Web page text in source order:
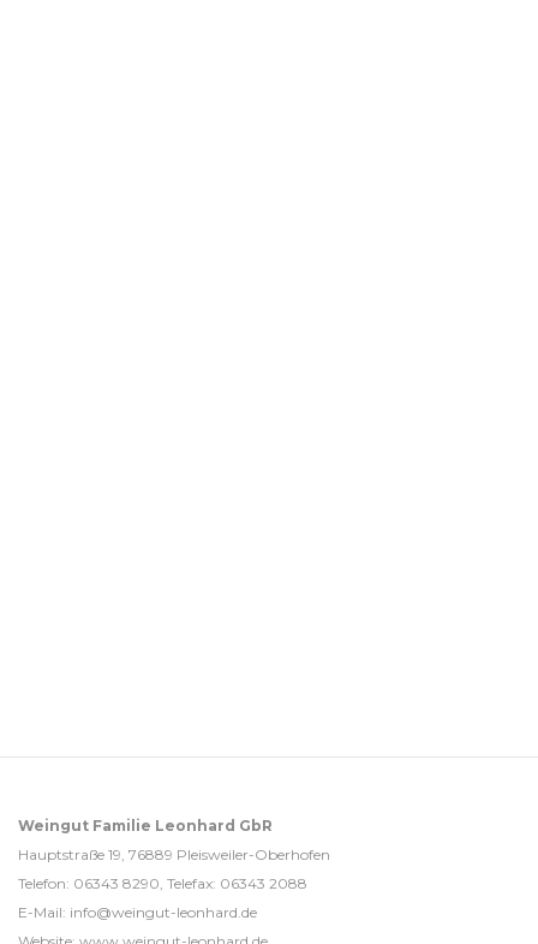
Weingut Familie Leonhard GbR
Hauptstraße 19, 76889 Pleisweiler-Oberhofen
Telefon: 06343 8290, Telefax: 06343 2088
E-Mail: info@weingut-leonhard.de